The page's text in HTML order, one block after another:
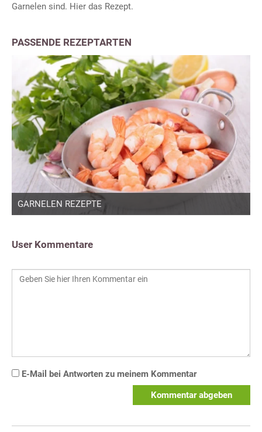
Garnelen sind. Hier das Rezept.
PASSENDE REZEPTARTEN
GARNELEN REZEPTE
User Kommentare
E-Mail bei Antworten zu meinem Kommentar
Kommentar abgeben